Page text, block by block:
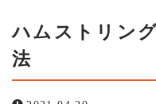
トレーナー紹介
よくある質問
ハムストリン
法